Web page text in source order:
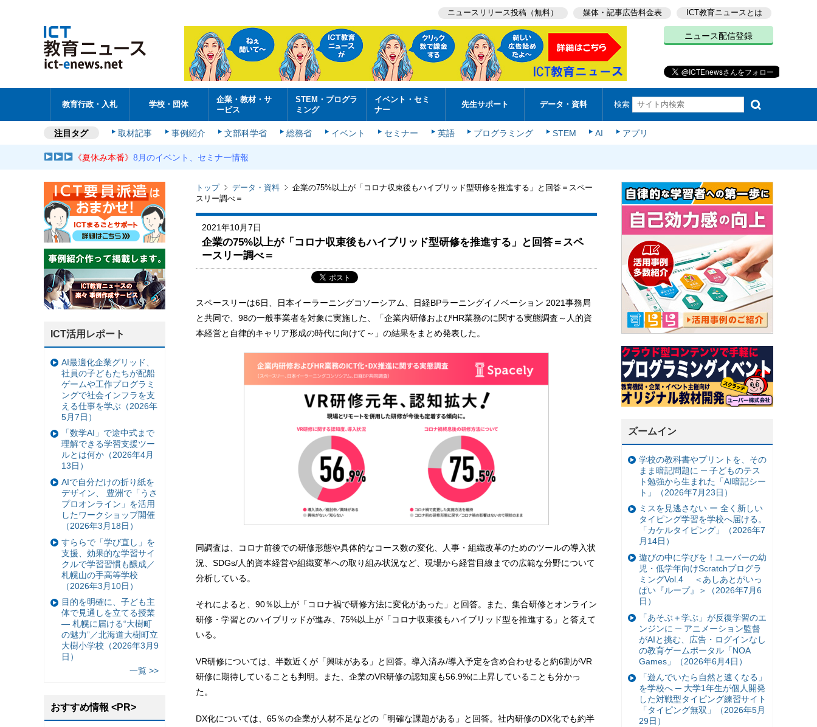
ニュースリリース投稿（無料） 媒体・記事広告料金表 ICT教育ニュースとは
ニュース配信登録
教育行政・入札 学校・団体
企業・教材・サ
ービス
STEM・プログラ
ミング
イベント・セミ
ナー
先生サポート データ・資料 検索
注目タグ 取材記事 事例紹介 文部科学省 総務省 イベント セミナー 英語 プログラミング STEM AI アプリ
《夏休み本番》8月のイベント、セミナー情報
トップ データ・資料
企業の75%以上が「コロナ収束後もハイブリッド型研修を推進する」と回答＝スペー
スリー調べ＝
2021年10月7日
企業の75%以上が「コロナ収束後もハイブリッド型研修を推進する」と回答＝スペ
ースリー調べ＝
スペースリーは6日、日本イーラーニングコソーシアム、日経BPラーニングイノベーション 2021事務局
と共同で、98の一般事業者を対象に実施した、「企業内研修およびHR業務のに関する実態調査～人的資
本経営と自律的キャリア形成の時代に向けて～」の結果をまとめ発表した。
同調査は、コロナ前後での研修形態や具体的なコース数の変化、人事・組織改革のためのツールの導入状
況、SDGs/人的資本経営や組織変革への取り組み状況など、現場から経営目線までの広範な分野について
分析している。
それによると、90％以上が「コロナ禍で研修方法に変化があった」と回答。また、集合研修とオンライン
研修・学習とのハイブリッドが進み、75%以上が「コロナ収束後もハイブリッド型を推進する」と答えて
いる。
VR研修については、半数近くが「興味がある」と回答。導入済み/導入予定を含め合わせると約6割がVR
研修に期待していることも判明。また、企業のVR研修の認知度も56.9%に上昇していることも分かっ
た。
DX化については、65％の企業が人材不足などの「明確な課題がある」と回答。社内研修のDX化でも約半
ズームイン
学校の教科書やプリントを、その
まま暗記問題に ─ 子どものテス
ト勉強から生まれた「AI暗記シー
ト」（2026年7月23日）
ミスを見逃さない ー 全く新しい
タイピング学習を学校へ届ける。
「カケルタイピング」（2026年7
月14日）
遊びの中に学びを！ユーバーの幼
児・低学年向けScratchプログラ
ミングVol.4 ＜あしあとがいっ
ぱい『ループ』＞（2026年7月6
日）
「あそぶ＋学ぶ」が反復学習のエ
ンジンに ─ アニメーション監督
がAIと挑む、広告・ログインなし
の教育ゲームポータル「NOA
Games」（2026年6月4日）
「遊んでいたら自然と速くなる」
を学校へ ─ 大学1年生が個人開発
した対戦型タイピング練習サイト
「タイピング無双」（2026年5月
29日）
ICT活用レポート
AI最適化企業グリッド、
社員の子どもたちが配船
ゲームや工作プログラミ
ングで社会インフラを支
える仕事を学ぶ（2026年
5月7日）
「数学AI」で途中式まで
理解できる学習支援ツー
ルとは何か（2026年4月
13日）
AIで自分だけの折り紙を
デザイン、 豊洲で「うさ
プロオンライン」を活用
したワークショップ開催
（2026年3月18日）
すららで「学び直し」を
支援、効果的な学習サイ
クルで学習習慣も醸成／
札幌山の手高等学校
（2026年3月10日）
目的を明確に、子ども主
体で見通しを立てる授業
— 札幌に届ける“大樹町
の魅力”／北海道大樹町立
大樹小学校（2026年3月9
日）
一覧 >>
おすすめ情報 <PR>